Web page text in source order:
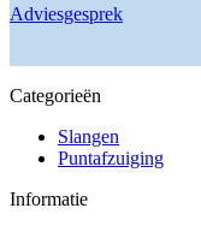
Adviesgesprek
Categorieën
Slangen
Puntafzuiging
Informatie